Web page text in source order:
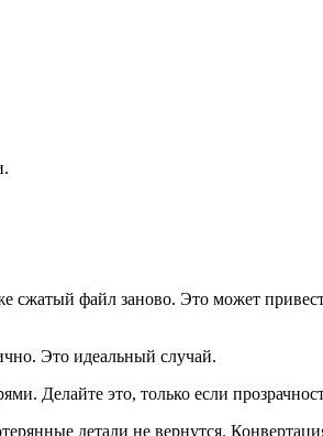
сжатый файл заново. Это может
Это идеальный случай.
Делайте это, только если
детали не вернутся.